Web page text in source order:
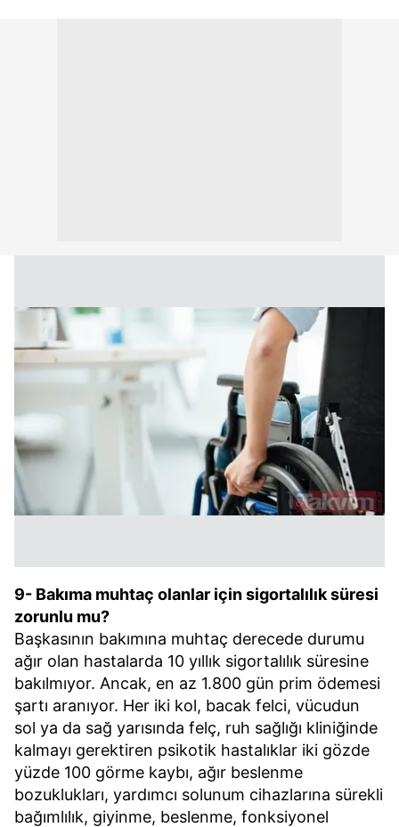
9- Bakıma muhtaç olanlar için sigortalılık süresi
zorunlu mu?
Başkasının bakımına muhtaç derecede durumu
ağır olan hastalarda 10 yıllık sigortalılık süresine
bakılmıyor. Ancak, en az 1.800 gün prim ödemesi
şartı aranıyor. Her iki kol, bacak felci, vücudun
sol ya da sağ yarısında felç, ruh sağlığı kliniğinde
kalmayı gerektiren psikotik hastalıklar iki gözde
yüzde 100 görme kaybı, ağır beslenme
bozuklukları, yardımcı solunum cihazlarına sürekli
bağımlılık, giyinme, beslenme, fonksiyonel